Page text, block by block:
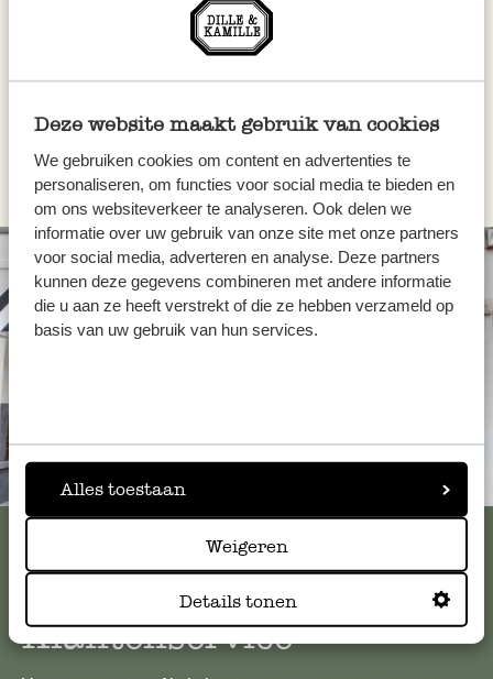
Deze website maakt gebruik van cookies
We gebruiken cookies om content en advertenties te
personaliseren, om functies voor social media te bieden en
om ons websiteverkeer te analyseren. Ook delen we
informatie over uw gebruik van onze site met onze partners
voor social media, adverteren en analyse. Deze partners
kunnen deze gegevens combineren met andere informatie
die u aan ze heeft verstrekt of die ze hebben verzameld op
basis van uw gebruik van hun services.
Alles toestaan
Weigeren
Details tonen
Altijd in de buurt
Klantenservice